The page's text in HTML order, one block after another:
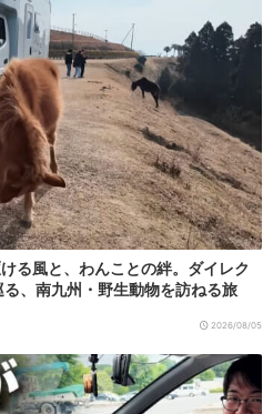
る風と、わんことの絆。ダイレク
、南九州・野生動物を訪ねる旅
2026/08/05